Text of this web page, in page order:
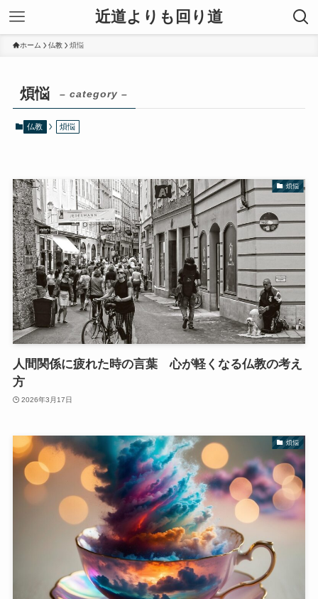
近道よりも回り道
ホーム 仏教 煩悩
煩悩 – category –
仏教 煩悩
煩悩
人間関係に疲れた時の言葉 心が軽くなる仏教の考え
方
2026年3月17日
煩悩